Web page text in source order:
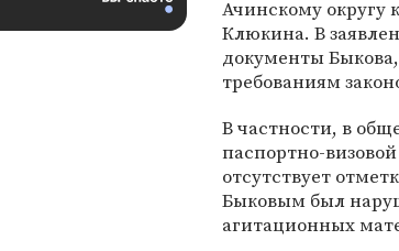
Ачинскому округу
Клюкина. В
документы
требованиям
В частности, в
паспортно-
отсутствует
Быковым был
агитационных